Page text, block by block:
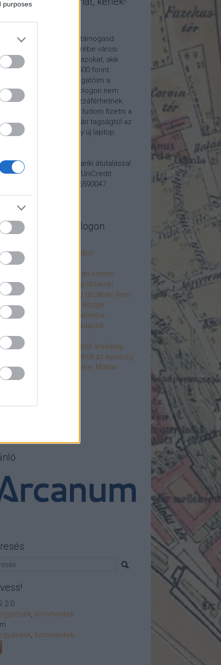
purposes
tetszik a blogom, kérlek támogasd
anyagilag is! Cserébe városi
hívom meg időnként azokat, akik
havi 5 euró vagy 2500 forint
küldenek. Támogatóim a
on exkluzív, a blogon nem
tartalmakhoz is hozzáférhetnek.
segítségével tudom fizetni a
költségeit a könyvtári tagságtól az
előfizetésen át egy új laptop
egyszerű banki átutalással
Papp Géza, UniCredit
10918001-00000022-65590047.
Fővárosi Blog
cikkek a blogon
fogorvosi rendelő a múltból
a 4-es metrón
tervezik, megígérik, aztán semmi
újjászülettek az ólomüveg ablakok!
terek a Mérleg utcában: ilyen
a Mamaison Hotel Chain Bridge
költözött a Hengermalomba
története: az átadástól
története: építéstől átadásig
története: ötletektől az építésig
elfeledett mestere, Máltás
2.0
, kommentek
, kommentek